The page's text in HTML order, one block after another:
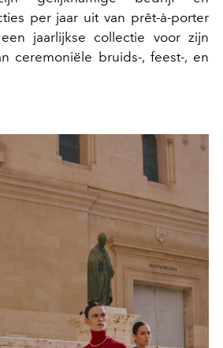
per jaar uit van prêt-à-porter
jaarlijkse collectie voor zijn
ceremoniële bruids-, feest-, en